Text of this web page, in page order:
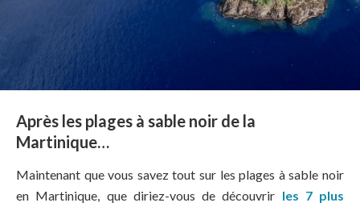
Après les plages à sable noir de la
Martinique…
Maintenant que vous savez tout sur les plages à sable noir
en Martinique, que diriez-vous de découvrir les 7 plus